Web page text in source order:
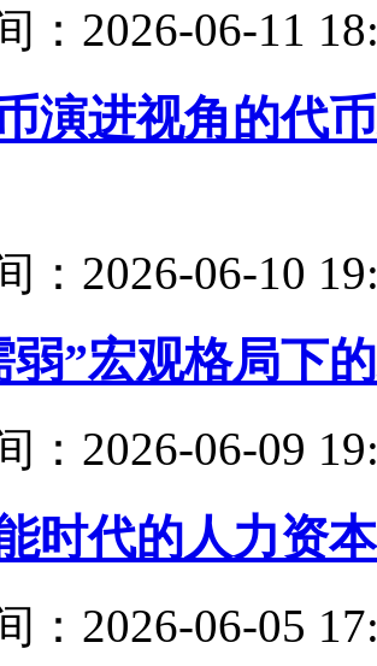
：2026-06-11
演进视角的代
：2026-06-10
弱”宏观格局下
：2026-06-09
时代的人力资
：2026-06-05